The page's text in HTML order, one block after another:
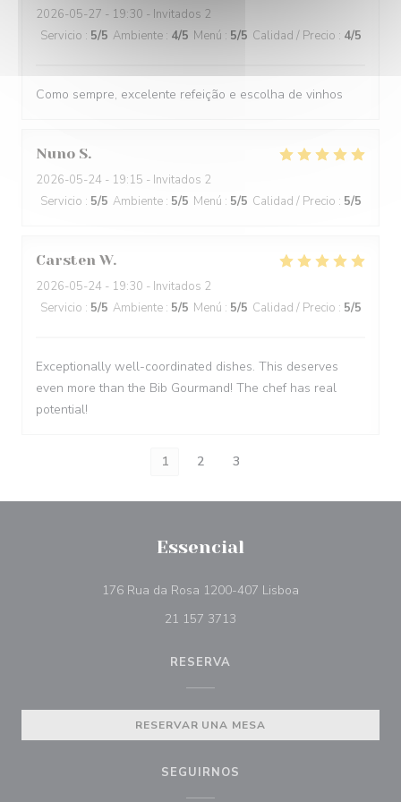
2026-05-27 - 19:30 - Invitados 2
Servicio : 5/5 Ambiente : 4/5 Menú : 5/5 Calidad / Precio : 4/5
Como sempre, excelente refeição e escolha de vinhos
Nuno S
2026-05-24 - 19:15 - Invitados 2
Servicio : 5/5 Ambiente : 5/5 Menú : 5/5 Calidad / Precio : 5/5
Carsten W
2026-05-24 - 19:30 - Invitados 2
Servicio : 5/5 Ambiente : 5/5 Menú : 5/5 Calidad / Precio : 5/5
Exceptionally well-coordinated dishes. This deserves
even more than the Bib Gourmand! The chef has real
potential!
1 2 3
Essencial
176 Rua da Rosa 1200-407 Lisboa
21 157 3713
RESERVA
RESERVAR UNA MESA
SEGUIRNOS